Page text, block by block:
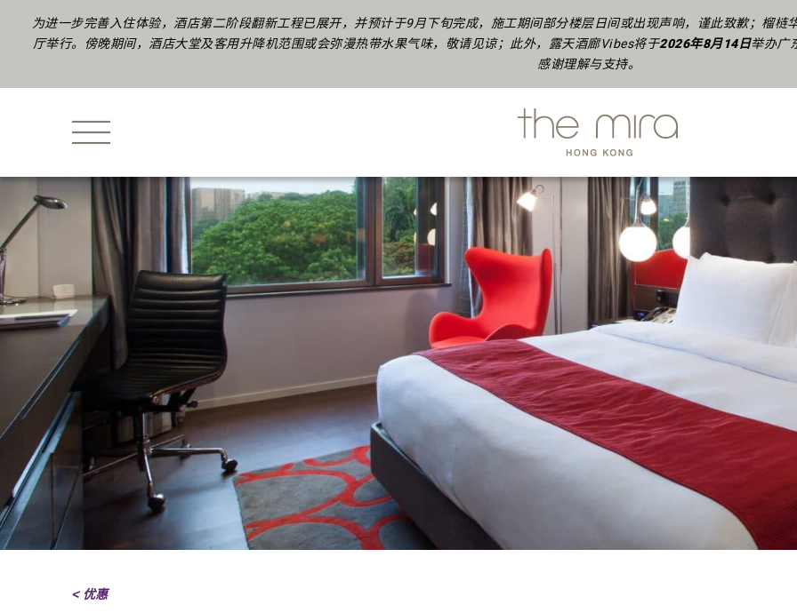
< 优惠
为进一步完善入住体验，酒店第二阶段翻新工程已展开，并预计于9月下旬完成，施工期间部分楼层日间或出现声响，谨此致歉；榴梿
厅举行。傍晚期间，酒店大堂及客用升降机范围或会弥漫热带水果气味，敬请见谅；此外，露天酒廊Vibes将于2026年8月14日举办广
感谢理解与支持。